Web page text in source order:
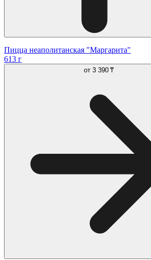
Пицца неаполитанская "Маргарита"
613 г
от 3 390 ₸